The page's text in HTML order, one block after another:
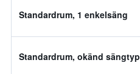
Standardrum, 1 enkelsäng
Standardrum, okänd sängtyp